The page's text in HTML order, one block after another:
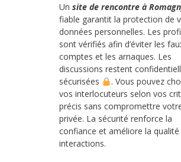
Un site de rencontre à
fiable garantit la protection de
données personnelles. Les
sont vérifiés afin d’éviter les
comptes et les arnaques. Les
discussions restent
sécurisées
. Vous pouvez
vos interlocuteurs selon vos
précis sans compromettre
privée. La sécurité renforce la
confiance et améliore la qualité
interactions.